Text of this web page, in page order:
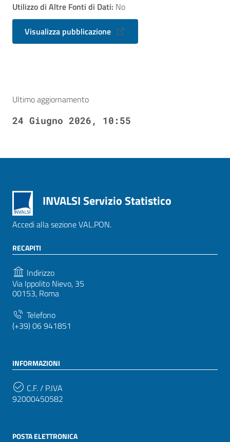
Utilizzo di Altre Fonti di Dati: No
Visualizza pubblicazione
Ultimo aggiornamento
24 Giugno 2026, 10:55
INVALSI Servizio Statistico
Accedi alla sezione VAL.PON.
RECAPITI
Indirizzo
Via Ippolito Nievo, 35
00153, Roma
Telefono
(+39) 06 941851
INFORMAZIONI
C.F. / P.IVA
92000450582
POSTA ELETTRONICA